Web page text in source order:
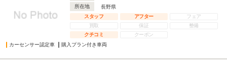
所在地
長野県
スタッフ
アフター
フェア
買取
保証
整備
クチコミ
クーポン
カーセンサー認定車
購入プラン付き車両